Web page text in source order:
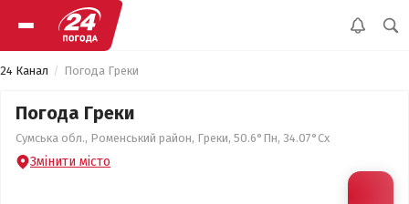
24 Канал Погода Греки
Погода Греки
Сумська обл., Роменський район, Греки, 50.6°Пн, 34.07°Сх
Змінити місто